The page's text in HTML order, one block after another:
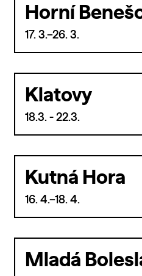
Horní
17. 3.–26. 3.
Klatovy
18.3. - 22.3.
Kutná Hora
16. 4.–18. 4.
Mladá